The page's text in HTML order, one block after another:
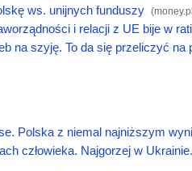
ws. unijnych funduszy (money.pl
i relacji z UE bije w
na szyję. To da się przeliczyć na
Polska z niemal najniższym
człowieka. Najgorzej w